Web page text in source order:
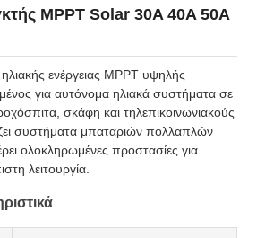
MPPT Solar 30A 40A 50A
ενέργειας MPPT υψηλής
για αυτόνομα ηλιακά συστήματα σε
σκάφη και τηλεπικοινωνιακούς
συστήματα μπαταριών πολλαπλών
ολοκληρωμένες προστασίες για
λειτουργία.